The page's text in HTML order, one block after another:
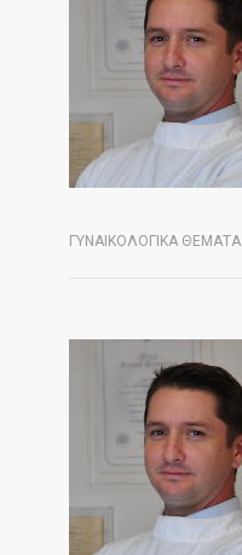
ΓΥΝΑΙΚΟΛΟΓΙΚΑ ΘΕΜΑΤΑ